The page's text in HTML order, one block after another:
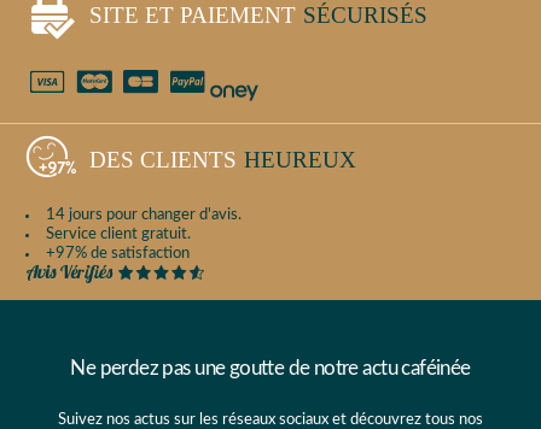
SITE ET PAIEMENT SÉCURISÉS
DES CLIENTS HEUREUX
14 jours pour changer d'avis.
Service client gratuit.
+97% de satisfaction
Ne perdez pas une goutte de notre actu caféinée
Suivez nos actus sur les réseaux sociaux et découvrez tous nos